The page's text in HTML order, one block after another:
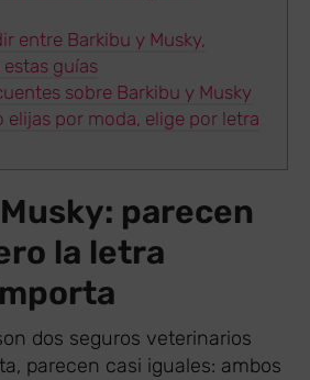
entre Barkibu y Musky,
guías
sobre Barkibu y Musky
elijas por moda, elige por letra
parecen
la letra
dos seguros veterinarios
parecen casi iguales: ambos